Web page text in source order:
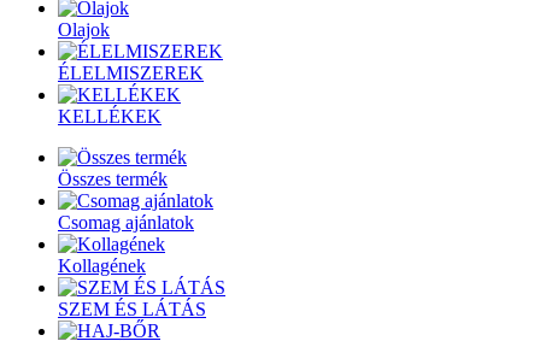
Olajok
ÉLELMISZEREK
KELLÉKEK
Összes termék
Csomag ajánlatok
Kollagének
SZEM ÉS LÁTÁS